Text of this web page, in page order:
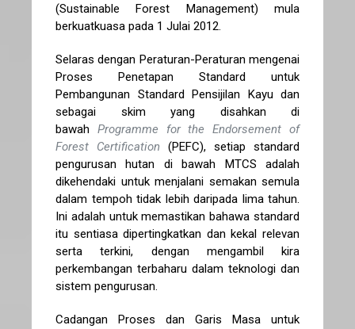
(Sustainable Forest Management) mula
berkuatkuasa pada 1 Julai 2012.
Selaras dengan Peraturan-Peraturan mengenai
Proses Penetapan Standard untuk
Pembangunan Standard Pensijilan Kayu dan
sebagai skim yang disahkan di
bawah Programme for the Endorsement of
Forest Certification (PEFC), setiap standard
pengurusan hutan di bawah MTCS adalah
dikehendaki untuk menjalani semakan semula
dalam tempoh tidak lebih daripada lima tahun.
Ini adalah untuk memastikan bahawa standard
itu sentiasa dipertingkatkan dan kekal relevan
serta terkini, dengan mengambil kira
perkembangan terbaharu dalam teknologi dan
sistem pengurusan.
Cadangan Proses dan Garis Masa untuk